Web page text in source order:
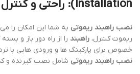
Installation) : راحتی و کنترل
نصب راهبند ریموتی به شما این امکان را
ریموت کنترل، راهبند را از راه دور باز و
خصوص برای پارکینگ ها و ورودی هایی با
نصب راهبند ریموتی شامل نصب گیرنده و